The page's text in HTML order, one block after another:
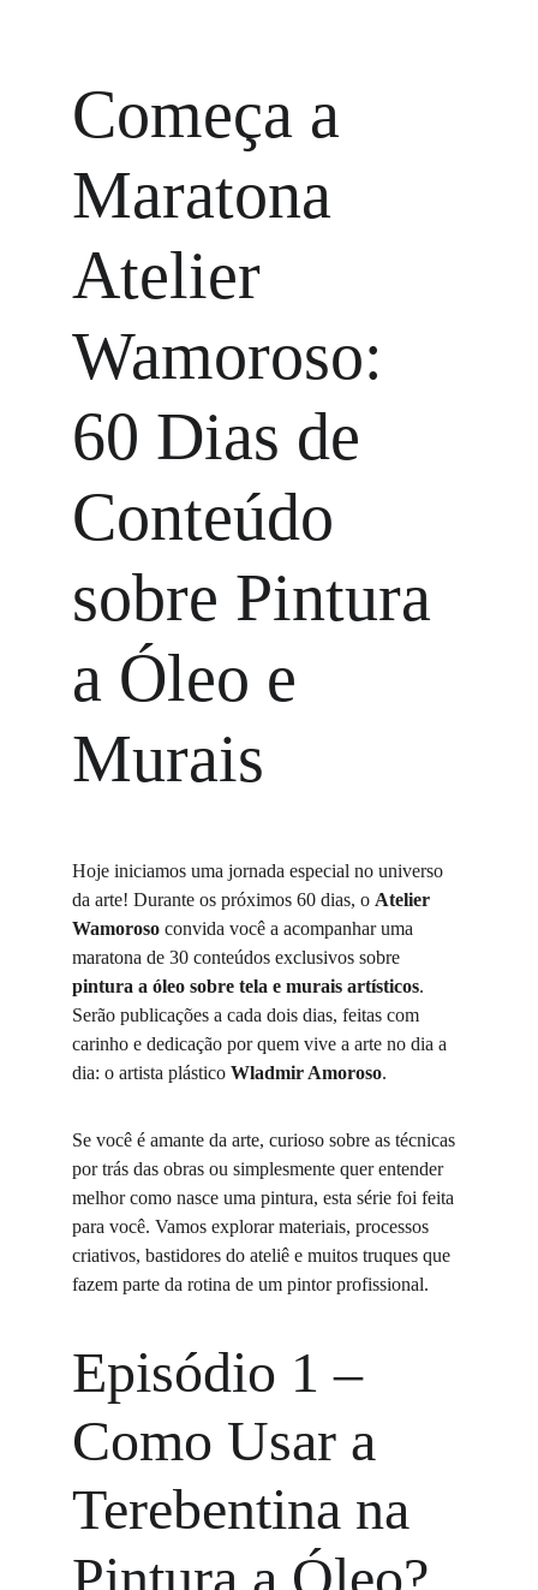
Começa a
Maratona
Atelier
Wamoroso:
60 Dias de
Conteúdo
sobre Pintura
a Óleo e
Murais
Hoje iniciamos uma jornada especial no universo
da arte! Durante os próximos 60 dias, o Atelier
Wamoroso convida você a acompanhar uma
maratona de 30 conteúdos exclusivos sobre
pintura a óleo sobre tela e murais artísticos.
Serão publicações a cada dois dias, feitas com
carinho e dedicação por quem vive a arte no dia a
dia: o artista plástico Wladmir Amoroso.
Se você é amante da arte, curioso sobre as técnicas
por trás das obras ou simplesmente quer entender
melhor como nasce uma pintura, esta série foi feita
para você. Vamos explorar materiais, processos
criativos, bastidores do ateliê e muitos truques que
fazem parte da rotina de um pintor profissional.
Episódio 1 –
Como Usar a
Terebentina na